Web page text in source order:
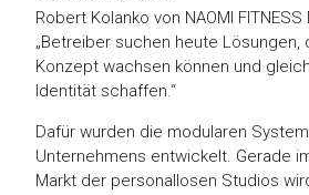
Robert Kolanko von NAOMI FITNESS
„Betreiber suchen heute Lösungen,
Konzept wachsen können und
Identität schaffen.“
Dafür wurden die modularen
Unternehmens entwickelt. Gerade
Markt der personallosen Studios